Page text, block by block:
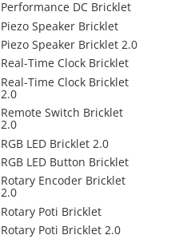
Performance DC Bricklet
Piezo Speaker Bricklet
Piezo Speaker Bricklet 2.0
Real-Time Clock Bricklet
Real-Time Clock Bricklet
2.0
Remote Switch Bricklet
2.0
RGB LED Bricklet 2.0
RGB LED Button Bricklet
Rotary Encoder Bricklet
2.0
Rotary Poti Bricklet
Rotary Poti Bricklet 2.0